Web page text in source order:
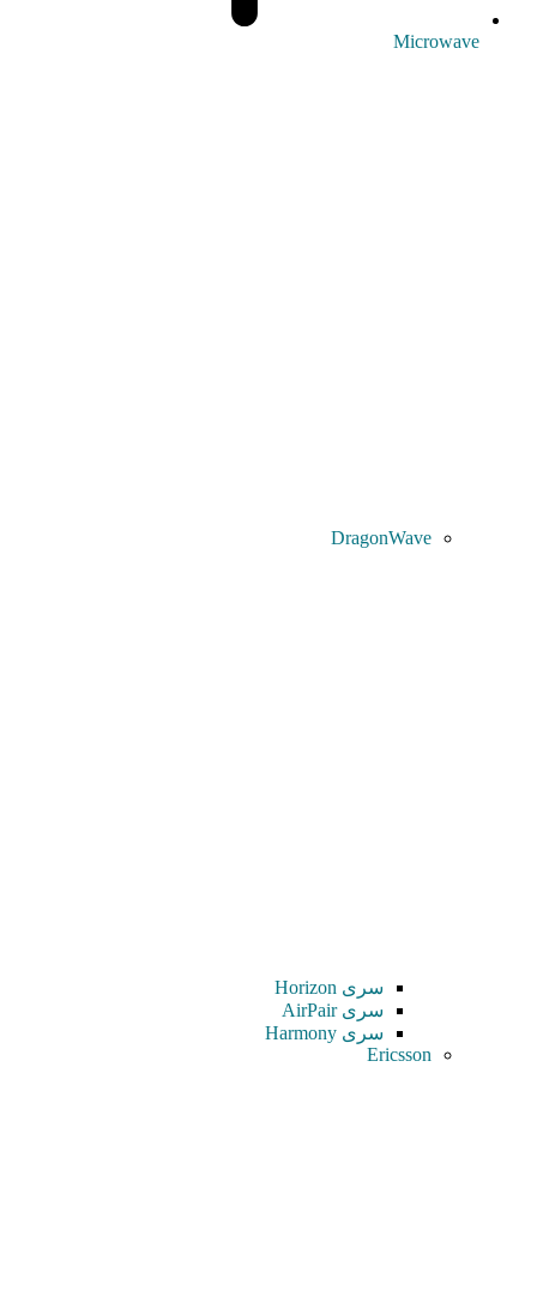
Microwave
DragonWave
سری Horizon
سری AirPair
سری Harmony
Ericsson